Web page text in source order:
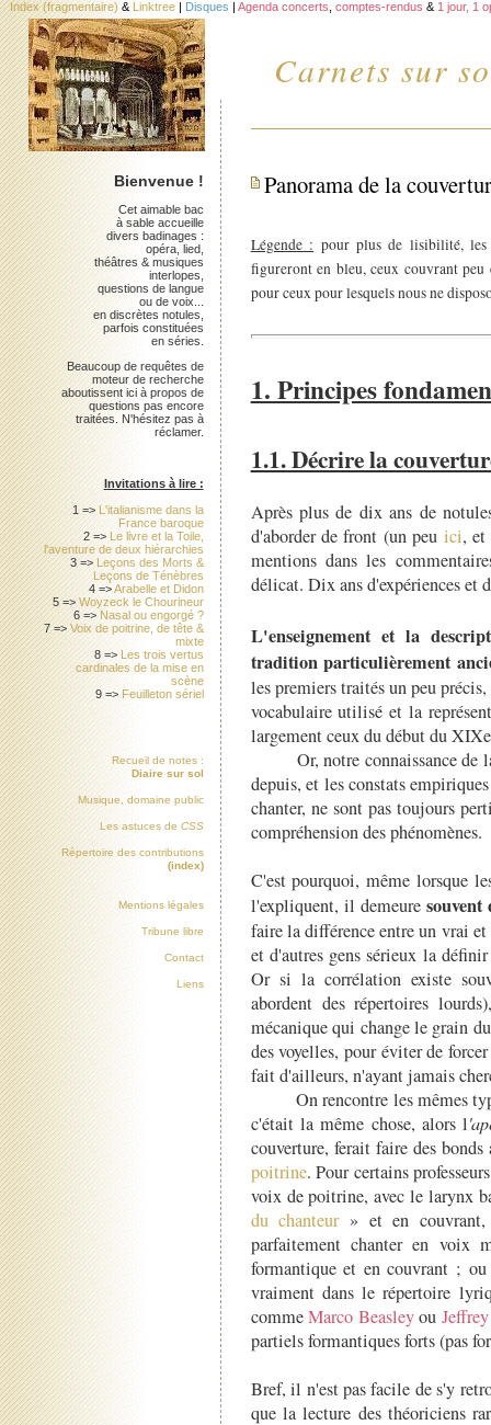
Carnets sur
Index (fragmentaire) & Linktree | Disques | Agenda concerts comptes-rendus & 1 jour, 1
Panorama de la
Légende : pour plus de lisibilité, les
figureront en bleu, ceux couvrant
pour ceux pour lesquels nous ne
1. Principes
1.1. Décrire la
Après plus de dix ans de
d'aborder de front (un peu ici, et
mentions dans les
délicat. Dix ans d'expériences et
L'enseignement et la
tradition particulièrement
les premiers traités un peu
vocabulaire utilisé et la
largement ceux du début du
Or, notre connaissance de la
depuis, et les constats
chanter, ne sont pas toujours
compréhension des phénomènes.
C'est pourquoi, même lorsque
l'expliquent, il demeuresouvent
faire la différence entre un vrai
et d'autres gens sérieux la
Or si la corrélation existe
abordent des répertoires
mécanique qui change le grain
des voyelles, pour éviter de
fait d'ailleurs, n'ayant jamais
On rencontre les mêmes
c'était la même chose, alors l
couverture, ferait faire des
poitrine. Pour certains
voix de poitrine, avec le larynx
du chanteur» et en couvrant,
parfaitement chanter en voix
formantique et en couvrant ;
vraiment dans le répertoire
commeMarco Beasleyou
partiels formantiques forts (pas
Bref, il n'est pas facile de s'y
que la lecture des théoriciens
Bienvenue !
Cet aimable bac
à sable accueille
divers badinages :
opéra, lied,
théâtres & musiques
interlopes,
questions de langue
ou de voix...
en discrètes notules,
parfois constituées
en séries.
Beaucoup de requêtes de
moteur de recherche
aboutissent ici à propos de
questions pas encore
traitées. N'hésitez pas à
réclamer.
Invitations à lire :
1 => L'italianisme dans la
France baroque
2 => Le livre et la Toile,
l'aventure de deux hiérarchies
3 => Leçons des Morts &
Leçons de Ténèbres
4 =>Arabelle et Didon
5 =>Woyzeck le Chourineur
6 => Nasal ou engorgé ?
7 =>Voix de poitrine, de tête &
mixte
8 => Les trois vertus
cardinales de la mise en
scène
9 => Feuilleton sériel
Recueil de notes :
Diaire sur sol
Musique, domaine public
Les astuces de CSS
Répertoire des contributions
(index)
Mentions légales
Tribune libre
Contact
Liens